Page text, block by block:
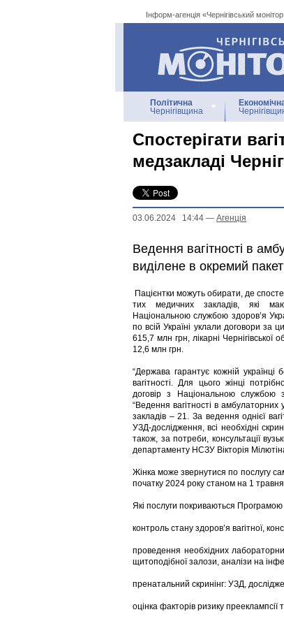
Інформ-агенція «Чернігівський
Інформ-агенція
«Чернігівський
Політична
Чернігівщина
Спостерігати
медзакладі
03.06.2024 14:44 — Агенцiя
Ведення вагітності в
виділене в окремий
Пацієнтки можуть обирати, де
тих медичних закладів, які
Національною службою здоров’я
по всій Україні уклали договори за
615,7 млн грн, лікарні Чернігівської
12,6 млн грн.
“Держава гарантує кожній українці
вагітності. Для цього жінці
договір з Національною службою
“Ведення вагітності в амбулаторних
закладів – 21. За ведення однієї
УЗД-дослідження, всі необхідні
також, за потреби, консультації
департаменту НСЗУ Вікторія
Жінка може звернутися по послугу
початку 2024 року станом на 1 травня
Які послуги покриваються
контроль стану здоров’я вагітної,
проведення необхідних
щитоподібної залози, аналізи на
пренатальний скринінг: УЗД,
оцінка факторів ризику прееклампсії